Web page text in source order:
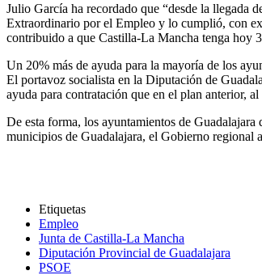
Julio García ha recordado que “desde la llegada
Extraordinario por el Empleo y lo cumplió, con
contribuido a que Castilla-La Mancha tenga hoy
Un 20% más de ayuda para la mayoría de los
El portavoz socialista en la Diputación de
ayuda para contratación que en el plan anterior,
De esta forma, los ayuntamientos de
municipios de Guadalajara, el Gobierno regional
Etiquetas
Empleo
Junta de Castilla-La Mancha
Diputación Provincial de Guadalajara
PSOE